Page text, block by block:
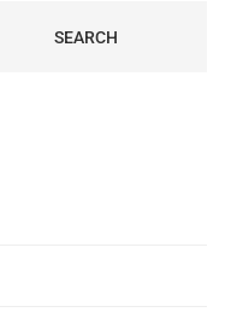
SEARCH